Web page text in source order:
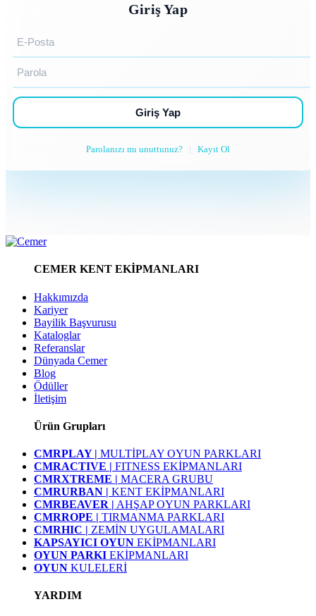
Giriş Yap
Giriş Yap
Parolanızı mı unuttunuz? | Kayıt Ol
CEMER KENT EKİPMANLARI
Hakkımızda
Kariyer
Bayilik Başvurusu
Kataloglar
Referanslar
Dünyada Cemer
Blog
Ödüller
İletişim
Ürün Grupları
CMRPLAY | MULTİPLAY OYUN PARKLARI
CMRACTIVE | FITNESS EKİPMANLARI
CMRXTREME | MACERA GRUBU
CMRURBAN | KENT EKİPMANLARI
CMRBEAVER | AHŞAP OYUN PARKLARI
CMRROPE | TIRMANMA PARKLARI
CMRHIC | ZEMİN UYGULAMALARI
KAPSAYICI OYUN EKİPMANLARI
OYUN PARKI EKİPMANLARI
OYUN KULELERİ
YARDIM